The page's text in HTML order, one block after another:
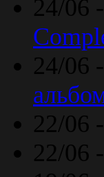
24/06 -
24/06 -
22/06 -
22/06 -